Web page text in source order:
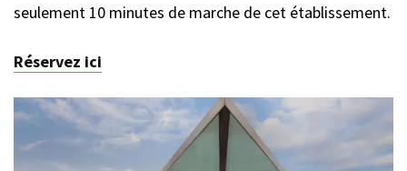
seulement 10 minutes de marche de cet établissement.
Réservez ici